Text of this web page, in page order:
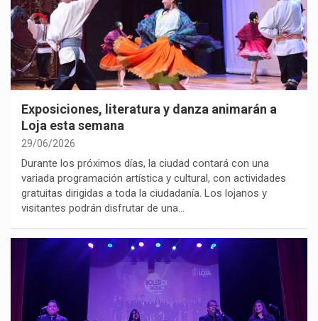
Exposiciones, literatura y danza animarán a
Loja esta semana
29/06/2026
Durante los próximos días, la ciudad contará con una
variada programación artística y cultural, con actividades
gratuitas dirigidas a toda la ciudadanía. Los lojanos y
visitantes podrán disfrutar de una…